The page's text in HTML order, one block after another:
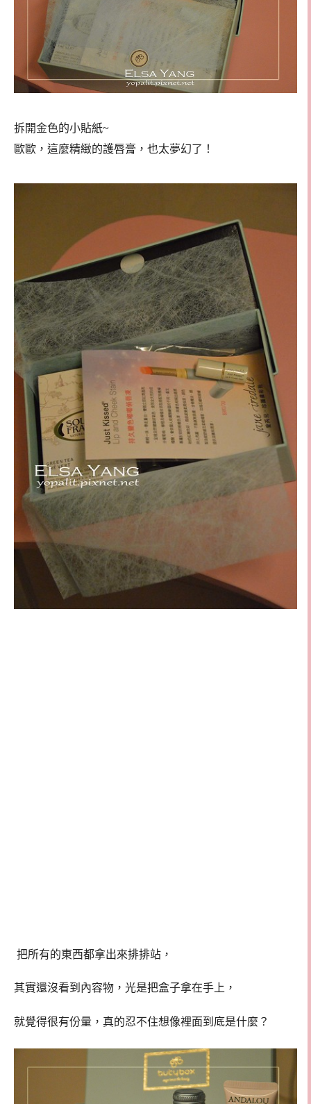
拆開金色的小貼紙~
歐歐，這麼精緻的護唇膏，也太夢幻了！
把所有的東西都拿出來排排站，
其實還沒看到內容物，光是把盒子拿在手上，
就覺得很有份量，真的忍不住想像裡面到底是什麼？